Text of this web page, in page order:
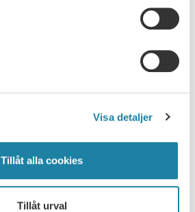
Visa detaljer
Tillåt alla cookies
Tillåt urval